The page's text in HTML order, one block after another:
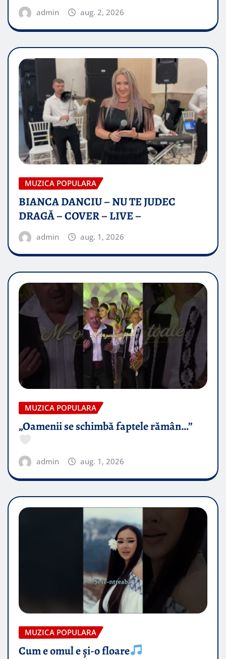
admin aug. 2, 2026
MUZICA POPULARA
BIANCA DANCIU – NU TE JUDEC
DRAGĂ – COVER – LIVE –
admin aug. 1, 2026
MUZICA POPULARA
„Oamenii se schimbă faptele rămân…”
admin aug. 1, 2026
MUZICA POPULARA
Cum e omul e și-o floare